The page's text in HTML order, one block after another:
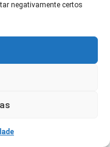
negativamente certos